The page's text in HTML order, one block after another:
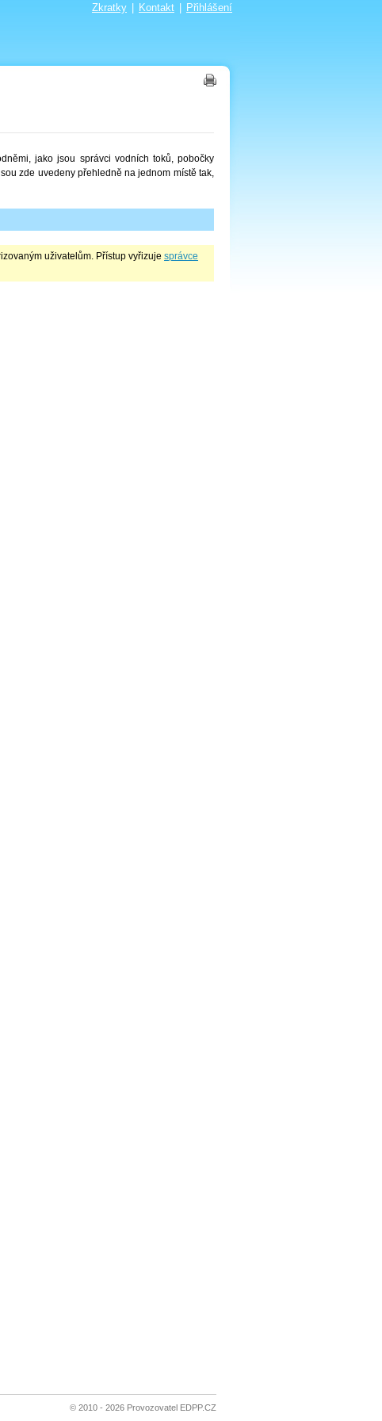
Zkratky Kontakt Přihlášení
jako jsou správci vodních toků, pobočky
zde uvedeny přehledně na jednom místě tak,
uživatelům. Přístup vyřizujesprávce
© 2010 - 2026 Provozovatel EDPP.CZ